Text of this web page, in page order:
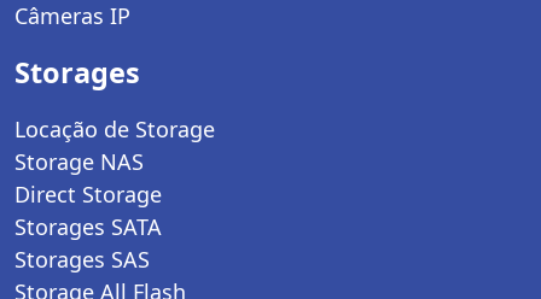
Câmeras IP
Storages
Locação de Storage
Storage NAS
Direct Storage
Storages SATA
Storages SAS
Storage All Flash